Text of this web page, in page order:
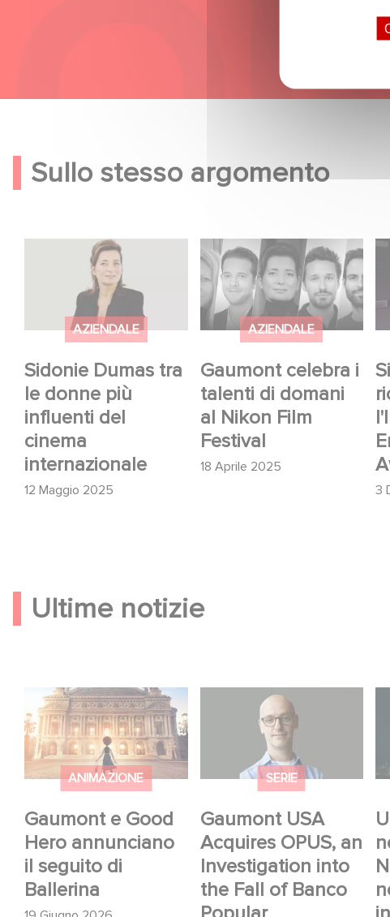
Sullo stesso argomento
AZIENDALE
Sidonie Dumas tra
le donne più
influenti del
cinema
internazionale
12 Maggio 2025
Sidonie Dumas tra le
donne più influenti del
cinema internazionale
AZIENDALE
Gaumont celebra i
talenti di domani
al Nikon Film
Festival
18 Aprile 2025
Gaumont celebra i
talenti di domani al
Nikon Film Festival
3
Ultime notizie
ANIMAZIONE
Gaumont e Good
Hero annunciano
il seguito di
Ballerina
Gaumont e Good
Hero annunciano il
seguito di Ballerina
SERIE
Gaumont USA
Acquires OPUS, an
Investigation into
the Fall of Banco
Gaumont USA
Acquires OPUS, an
Investigation into the
Fall of Banco Popular